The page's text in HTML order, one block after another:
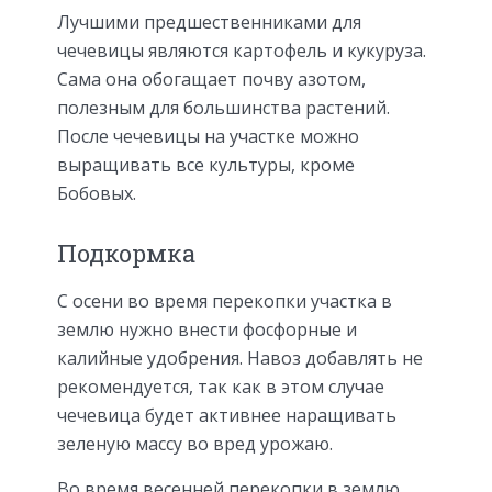
Лучшими предшественниками для
чечевицы являются картофель и кукуруза.
Сама она обогащает почву азотом,
полезным для большинства растений.
После чечевицы на участке можно
выращивать все культуры, кроме
Бобовых.
Подкормка
С осени во время перекопки участка в
землю нужно внести фосфорные и
калийные удобрения. Навоз добавлять не
рекомендуется, так как в этом случае
чечевица будет активнее наращивать
зеленую массу во вред урожаю.